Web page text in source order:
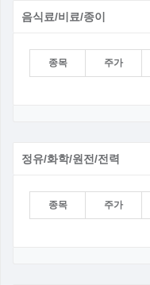
음식료/비료/종이
종목 주가
정유/화학/원전/전력
종목 주가